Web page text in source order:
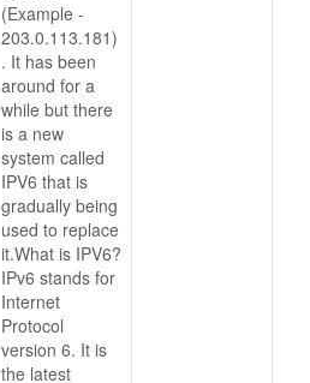
(Example -
203.0.113.181)
. It has been
around for a
while but there
is a new
system called
IPV6 that is
gradually being
used to replace
it.What is IPV6?
IPv6 stands for
Internet
Protocol
version 6. It is
the latest